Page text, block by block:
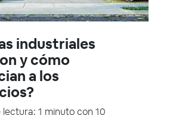
industriales
y cómo
a los
1 minuto con 10